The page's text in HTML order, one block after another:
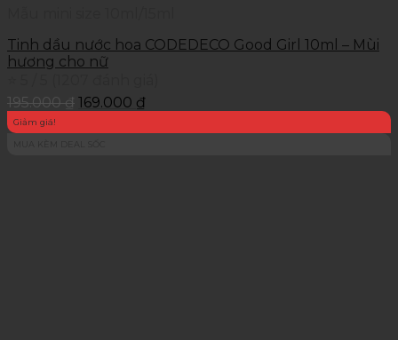
Tinh dầu nước hoa CODEDECO Good Girl 10ml – Mùi
hương cho nữ
195.000₫ 169.000 ₫
Giảm giá!